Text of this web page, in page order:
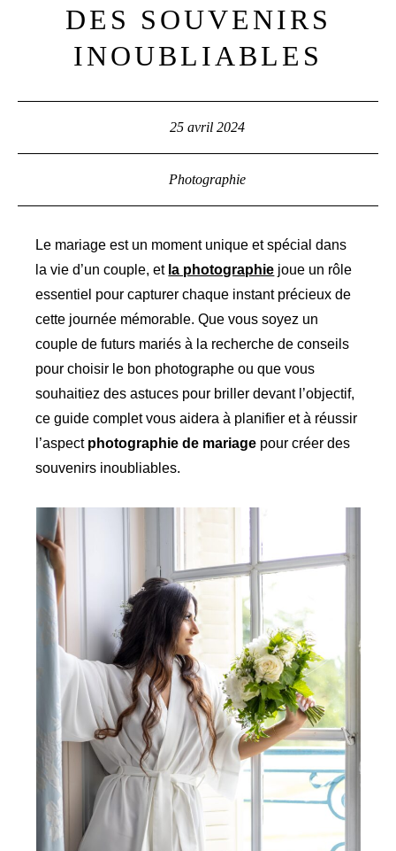
DES SOUVENIRS
INOUBLIABLES
25 avril 2024
Photographie
Le mariage est un moment unique et spécial dans
la vie d’un couple, et la photographie joue un rôle
essentiel pour capturer chaque instant précieux de
cette journée mémorable. Que vous soyez un
couple de futurs mariés à la recherche de conseils
pour choisir le bon photographe ou que vous
souhaitiez des astuces pour briller devant l’objectif,
ce guide complet vous aidera à planifier et à réussir
l’aspect photographie de mariage pour créer des
souvenirs inoubliables.